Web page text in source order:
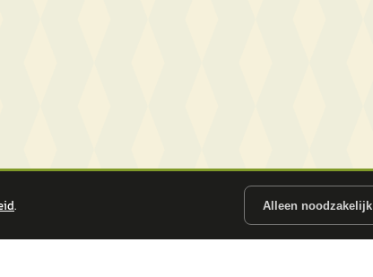
. Alleen noodzakelijk